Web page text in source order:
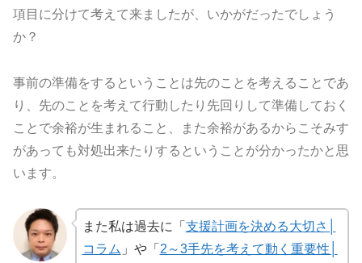
項目に分けて考えて来ましたが、いかがだったでしょう
か？
事前の準備をするということは先のことを考えることであ
り、先のことを考えて行動したり先回りして準備しておく
ことで余裕が生まれること、また余裕があるからこそみす
があっても対処出来たりするということが分かったかと思
います。
また私は過去に「 支援計画を決める大切さ│
コラム 」や「 2～3手先を考えて動く重要性│